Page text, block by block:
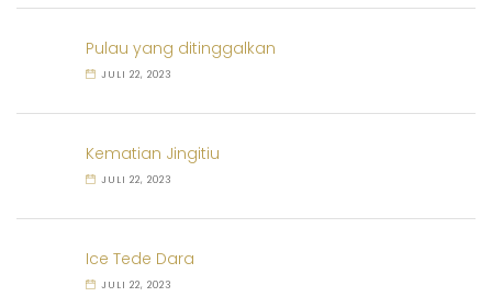
Pulau yang ditinggalkan
JULI 22, 2023
Kematian Jingitiu
JULI 22, 2023
Ice Tede Dara
JULI 22, 2023